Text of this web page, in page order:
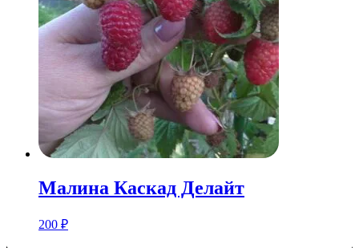
Малина Каскад Делайт
200 ₽